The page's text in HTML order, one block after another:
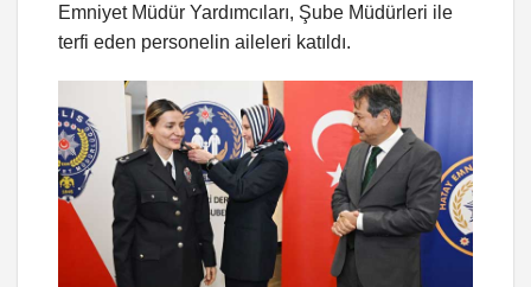
Emniyet Müdür Yardımcıları, Şube Müdürleri ile
terfi eden personelin aileleri katıldı.